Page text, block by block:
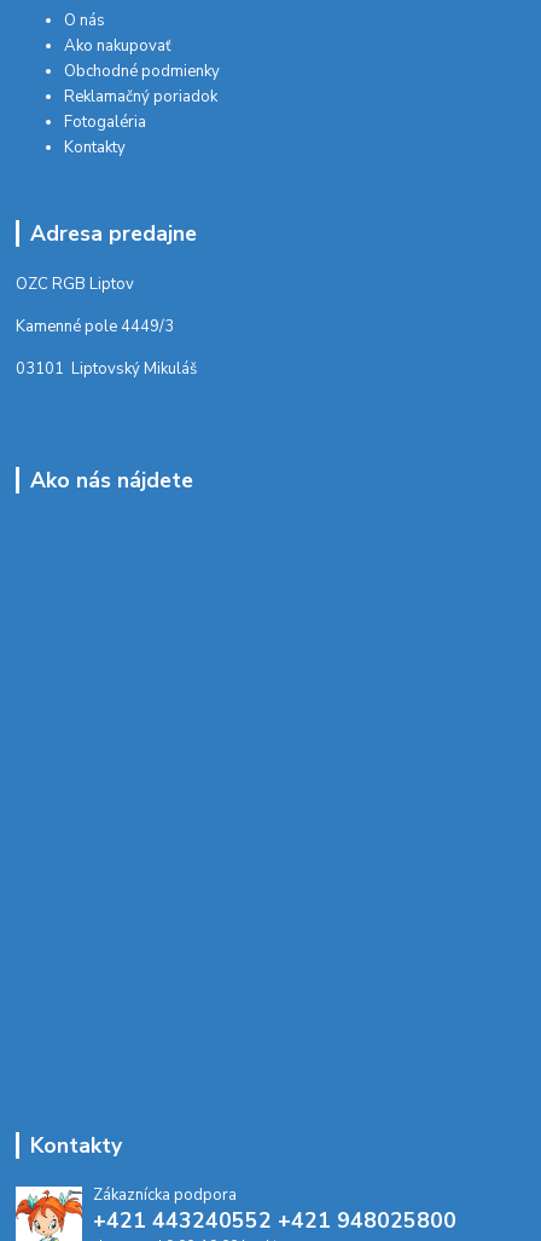
O nás
Ako nakupovať
Obchodné podmienky
Reklamačný poriadok
Fotogaléria
Kontakty
Adresa predajne
OZC RGB Liptov
Kamenné pole 4449/3
03101 Liptovský Mikuláš
Ako nás nájdete
Kontakty
Zákaznícka podpora
+421 443240552 +421 948025800